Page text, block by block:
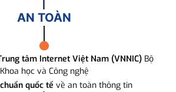
AN TOÀN
tâm Internet Việt Nam (VNNIC) Bộ
Khoa học và Công nghệ
quốc tế về an toàn thông tin